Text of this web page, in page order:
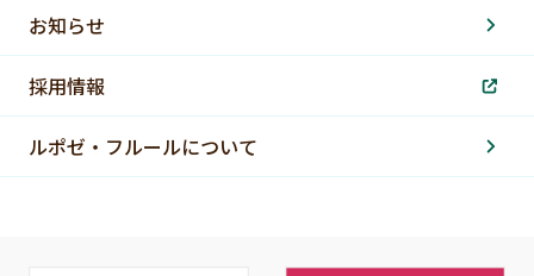
お知らせ
採用情報
ルポゼ・フルールについて